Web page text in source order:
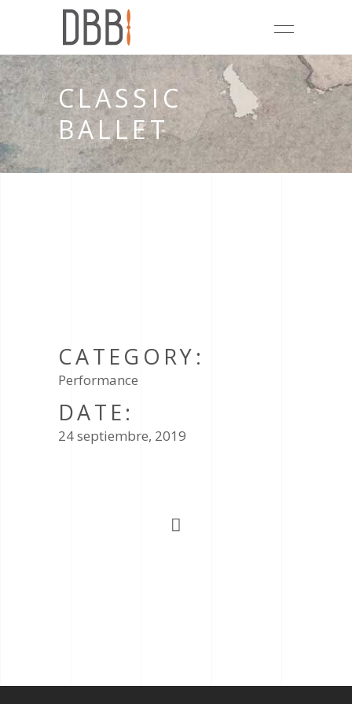
CLASSIC
BALLET
CATEGORY:
Performance
DATE:
24 septiembre, 2019